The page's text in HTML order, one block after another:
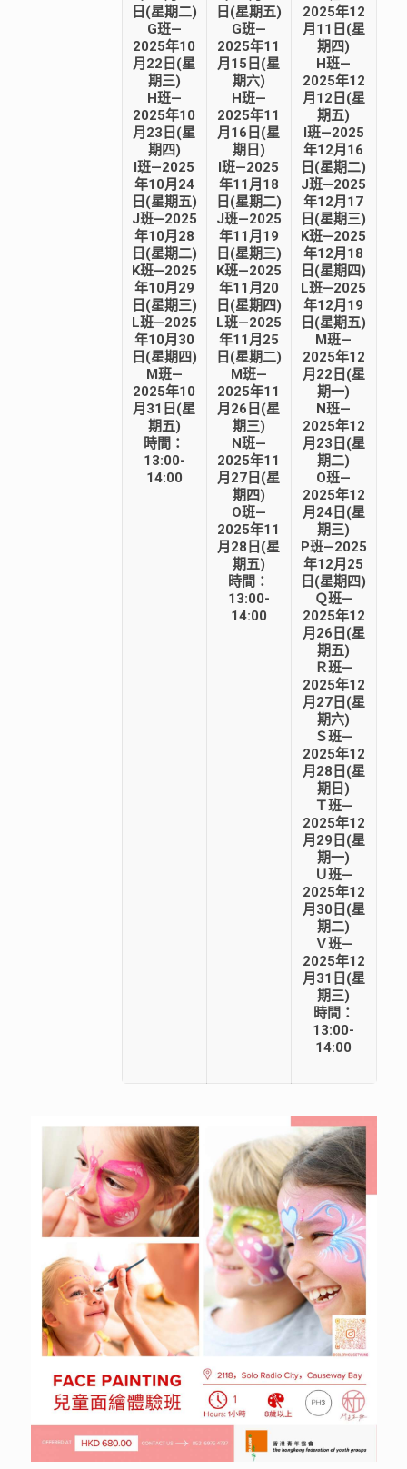
日(星期二)
G班—
2025年10
月22日(星
期三)
H班—
2025年10
月23日(星
期四)
I班—2025
年10月24
日(星期五)
J班—2025
年10月28
日(星期二)
K班—2025
年10月29
日(星期三)
L班—2025
年10月30
日(星期四)
M班—
2025年10
月31日(星
期五)
時間：
13:00-
14:00
日(星期五)
G班—
2025年11
月15日(星
期六)
H班—
2025年11
月16日(星
期日)
I班—2025
年11月18
日(星期二)
J班—2025
年11月19
日(星期三)
K班—2025
年11月20
日(星期四)
L班—2025
年11月25
日(星期二)
M班—
2025年11
月26日(星
期三)
N班—
2025年11
月27日(星
期四)
O班—
2025年11
月28日(星
期五)
時間：
13:00-
14:00
2025年12
月11日(星
期四)
H班—
2025年12
月12日(星
期五)
I班—2025
年12月16
日(星期二)
J班—2025
年12月17
日(星期三)
K班—2025
年12月18
日(星期四)
L班—2025
年12月19
日(星期五)
M班—
2025年12
月22日(星
期一)
N班—
2025年12
月23日(星
期二)
O班—
2025年12
月24日(星
期三)
P班—2025
年12月25
日(星期四)
Ｑ班—
2025年12
月26日(星
期五)
Ｒ班—
2025年12
月27日(星
期六)
Ｓ班—
2025年12
月28日(星
期日)
Ｔ班—
2025年12
月29日(星
期一)
Ｕ班—
2025年12
月30日(星
期二)
Ｖ班—
2025年12
月31日(星
期三)
時間：
13:00-
14:00